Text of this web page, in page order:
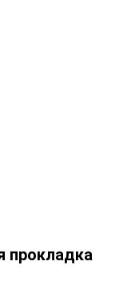
прокладка